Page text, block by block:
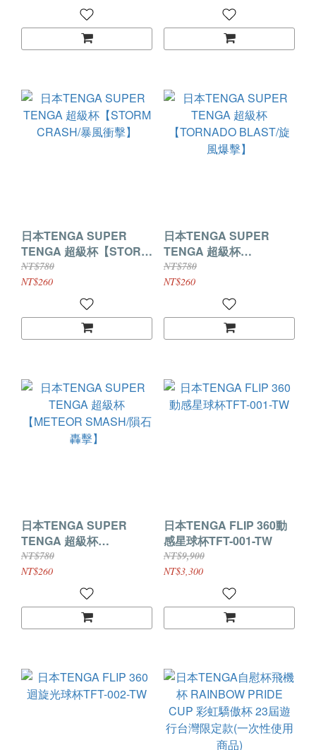
日本TENGA SUPER
TENGA 超級杯【STORM
CRASH/暴風衝擊】
NT$780
NT$260
日本TENGA SUPER
TENGA 超級杯
【TORNADO BLAST/旋
風爆擊】
NT$780
NT$260
日本TENGA SUPER
TENGA 超級杯
【METEOR SMASH/隕石
轟擊】
NT$780
NT$260
日本TENGA FLIP 360動
感星球杯TFT-001-TW
NT$9,900
NT$3,300